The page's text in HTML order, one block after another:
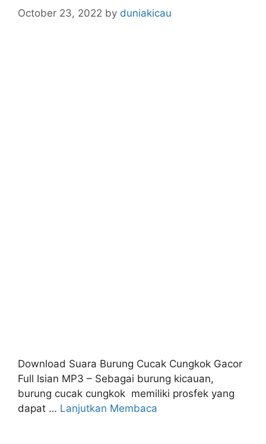
October 23, 2022 by duniakicau
Download Suara Burung Cucak Cungkok Gacor
Full Isian MP3 – Sebagai burung kicauan,
burung cucak cungkok memiliki prosfek yang
dapat … Lanjutkan Membaca